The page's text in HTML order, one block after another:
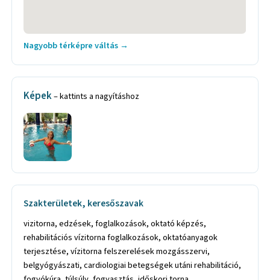
Nagyobb térképre váltás →
Képek– kattints a nagyításhoz
Szakterületek, keresőszavak
vizitorna, edzések, foglalkozások, oktató képzés,
rehabilitációs vízitorna foglalkozások, oktatóanyagok
terjesztése, vízitorna felszerelések mozgásszervi,
belgyógyászati, cardiologiai betegségek utáni rehabilitáció,